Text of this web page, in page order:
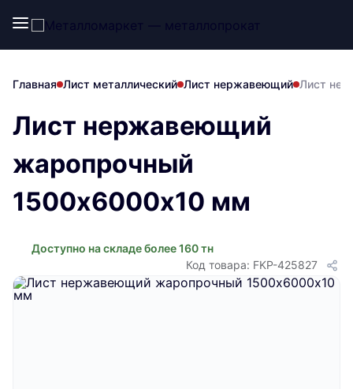
Главная Лист металлический Лист нержавеющий Лист
Лист нержавеющий
жаропрочный
1500х6000х10 мм
Доступно на складе более 160 тн
Код товара: FKP-425827